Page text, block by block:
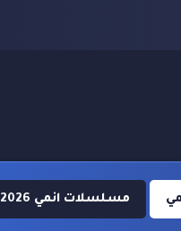
مسلسلات انمي 2026